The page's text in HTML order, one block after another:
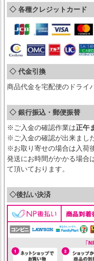
◇ 各種クレジットカード
◇ 代金引換
商品代金を宅配便のドライ
◇ 銀行振込・郵便振替
※ご入金の確認作業は正午
※ご入金の確認が出来まし
※お取り寄せの場合は入荷
発送にお時間がかかる場合
て頂いております。
◇後払い決済